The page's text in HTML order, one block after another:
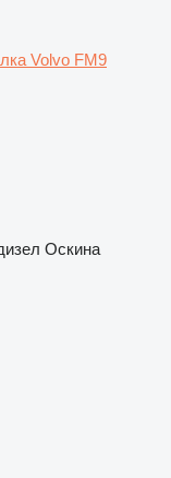
Volvo FM9
Оскина